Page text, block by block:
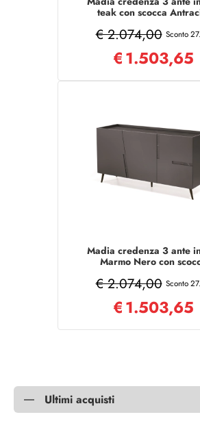
teak con scocca
€ 2.074,00 Sconto
€1.503,65
Madia credenza 3 ante
Marmo Nero con
€ 2.074,00 Sconto
€1.503,65
Ultimi acquisti